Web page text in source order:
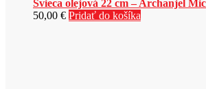
Svieca olejová 22 cm – Archanjel
50,00 € Pridať do košíka